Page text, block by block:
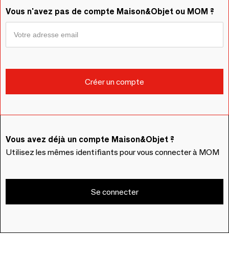
Vous n'avez pas de compte Maison&Objet ou MOM ?
Vous avez déjà un compte Maison&Objet ?
Utilisez les mêmes identifiants pour vous connecter à MOM
Se connecter